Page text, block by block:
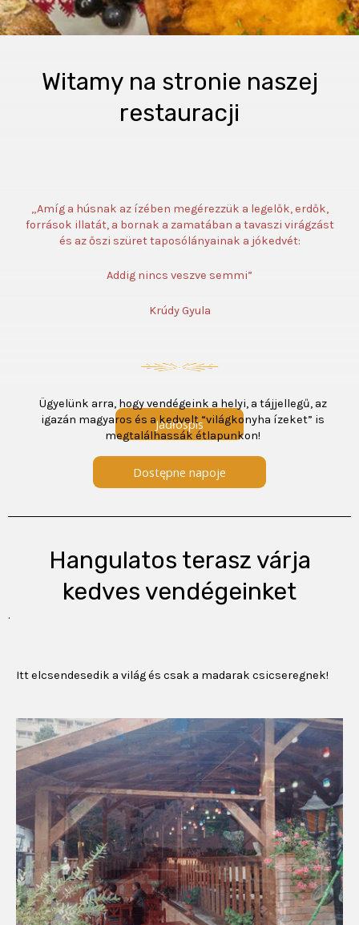
Witamy na stronie naszej
restauracji
„Amíg a húsnak az ízében megérezzük a legelők, erdők,
források illatát, a bornak a zamatában a tavaszi virágzást
és az őszi szüret taposólányainak a jókedvét:
Addig nincs veszve semmi”
Krúdy Gyula
Ügyelünk arra, hogy vendégeink a helyi, a tájjellegű, az
igazán magyaros és a kedvelt “világkonyha ízeket” is
megtalálhassák étlapunkon!
Jadłospis
Dostępne napoje
Hangulatos terasz várja
kedves vendégeinket
.
Itt elcsendesedik a világ és csak a madarak csicseregnek!